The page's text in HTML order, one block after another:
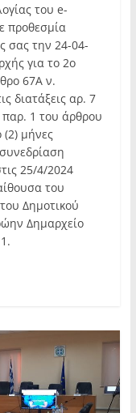
του e-
προθεσμία
σας την 24-04-
για το 2ο
67Α ν.
διατάξεις αρ. 7
1 του άρθρου
(2) μήνες
25/4/2024
του
Δημοτικού
Δημαρχείο